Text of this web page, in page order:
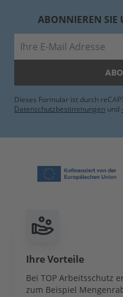
ABONNIEREN SIE
Dieses Formular ist durch
Datenschutzbestimmungen und
Ihre Vorteile
Bei TOP Arbeitsschutz
zum Beispiel